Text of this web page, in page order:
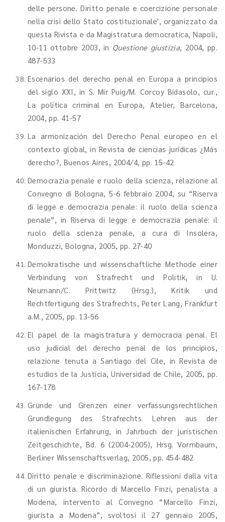
delle persone. Diritto penale e coercizione personale
nella crisi dello Stato costituzionale', organizzato da
questa Rivista e da Magistratura democratica, Napoli,
10-11 ottobre 2003, in Questione giustizia, 2004, pp.
487-533
Escenarios del derecho penal en Europa a principios
del siglo XXI, in S. Mir Puig/M. Corcoy Bidasolo, cur.,
La política criminal en Europa, Atelier, Barcelona,
2004, pp. 41-57
La armonización del Derecho Penal europeo en el
contexto global, in Revista de ciencias jurídicas ¿Más
derecho?, Buenos Aires, 2004/4, pp. 15-42
Democrazia penale e ruolo della scienza, relazione al
Convegno di Bologna, 5-6 febbraio 2004, su “Riserva
di legge e democrazia penale: il ruolo della scienza
penale”, in Riserva di legge e democrazia penale: il
ruolo della scienza penale, a cura di Insolera,
Monduzzi, Bologna, 2005, pp. 27-40
Demokratische und wissenschaftliche Methode einer
Verbindung von Strafrecht und Politik, in U.
Neumann/C. Prittwitz (Hrsg.), Kritik und
Rechtfertigung des Strafrechts, Peter Lang, Frankfurt
a.M., 2005, pp. 13-56
El papel de la magistratura y democracia penal. El
uso judicial del derecho penal de los principios,
relazione tenuta a Santiago del Cile, in Revista de
estudios de la Justicia, Universidad de Chile, 2005, pp.
167-178
Gründe und Grenzen einer verfassungsrechtlichen
Grundlegung des Strafrechts. Lehren aus der
italienischen Erfahrung, in Jahrbuch der juristischen
Zeitgeschichte, Bd. 6 (2004-2005), Hrsg. Vormbaum,
Berliner Wissenschaftsverlag, 2005, pp. 454-482
Diritto penale e discriminazione. Riflessioni dalla vita
di un giurista. Ricordo di Marcello Finzi, penalista a
Modena, intervento al Convegno “Marcello Finzi,
giurista a Modena”, svoltosi il 27 gennaio 2005,